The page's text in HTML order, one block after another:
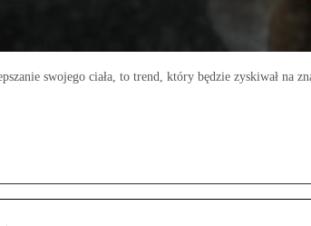
swojego ciała, to trend, który będzie zyskiwał na